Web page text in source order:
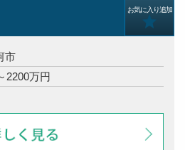
お気に入り追加
市
2200万円